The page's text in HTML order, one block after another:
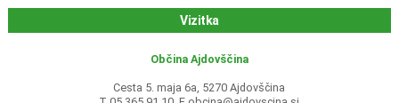
Vizitka
Občina Ajdovščina
Cesta 5. maja 6a, 5270 Ajdovščina